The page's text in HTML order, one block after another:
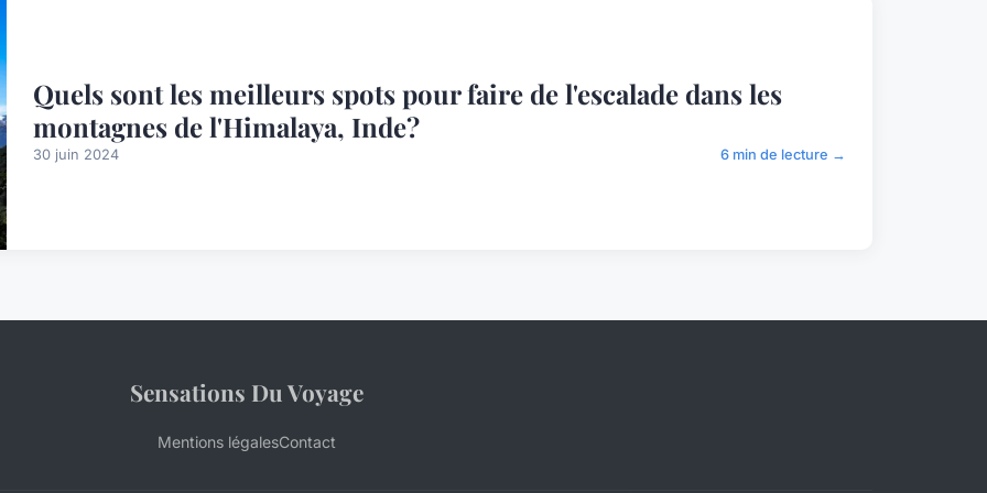
Quels sont les meilleurs spots pour faire de l'escalade dans les
montagnes de l'Himalaya, Inde?
30 juin 2024 6 min de lecture →
Sensations Du Voyage
Mentions légalesContact